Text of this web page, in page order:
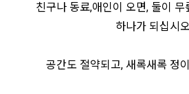
친구나 동료,애인이 오면, 둘이 무
하나가 되십시
공간도 절약되고, 새록새록 정